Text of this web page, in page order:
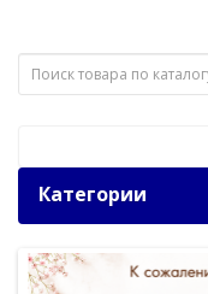
Категории